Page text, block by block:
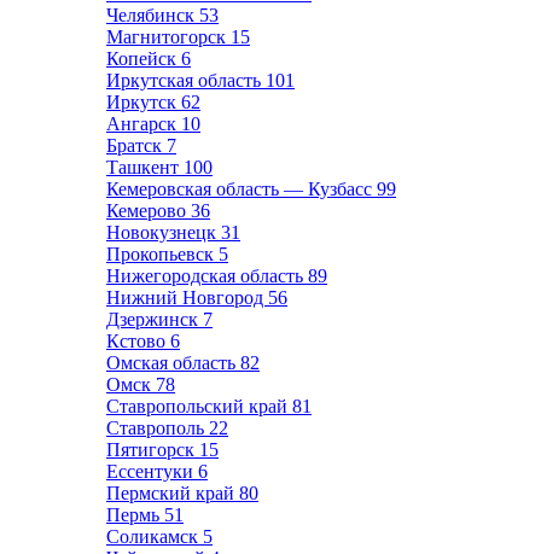
Челябинск 53
Магнитогорск 15
Копейск 6
Иркутская область 101
Иркутск 62
Ангарск 10
Братск 7
Ташкент 100
Кемеровская область — Кузбасс 99
Кемерово 36
Новокузнецк 31
Прокопьевск 5
Нижегородская область 89
Нижний Новгород 56
Дзержинск 7
Кстово 6
Омская область 82
Омск 78
Ставропольский край 81
Ставрополь 22
Пятигорск 15
Ессентуки 6
Пермский край 80
Пермь 51
Соликамск 5